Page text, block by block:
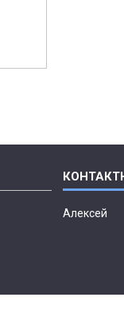
Алексей